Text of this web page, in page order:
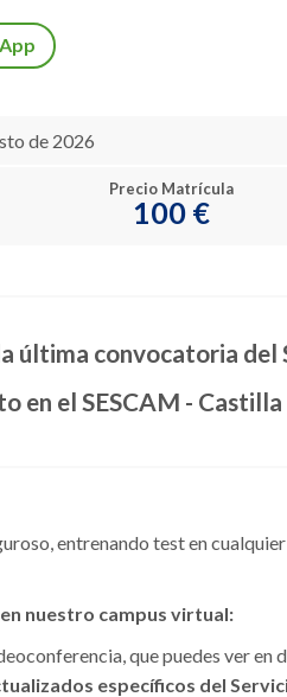
de 2026
Precio Matrícula
100 €
última convocatoria del
en el SESCAM -
entrenando test en
nuestro campus virtual:
que puedes ver en
específicos del